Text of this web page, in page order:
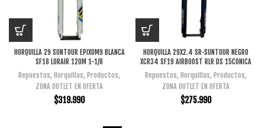
HORQUILLA 29 SUNTOUR EPIXOM9 BLANCA
SF18 LORAIR 120M 1-1/8
Repuestos, Horquillas, Productos,
ZONA OUTLET EN OFERTA
$319.990
HORQUILLA 29X2.4 SR-SUNTOUR NEGRO
XCR34 SF19 AIRBOOST RLR DS 15CONICA
Repuestos, Horquillas, Productos,
ZONA OUTLET EN OFERTA
$275.990